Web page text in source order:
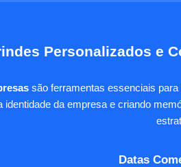
Personalizados e
são ferramentas essenciais para
identidade da empresa e criando
Datas